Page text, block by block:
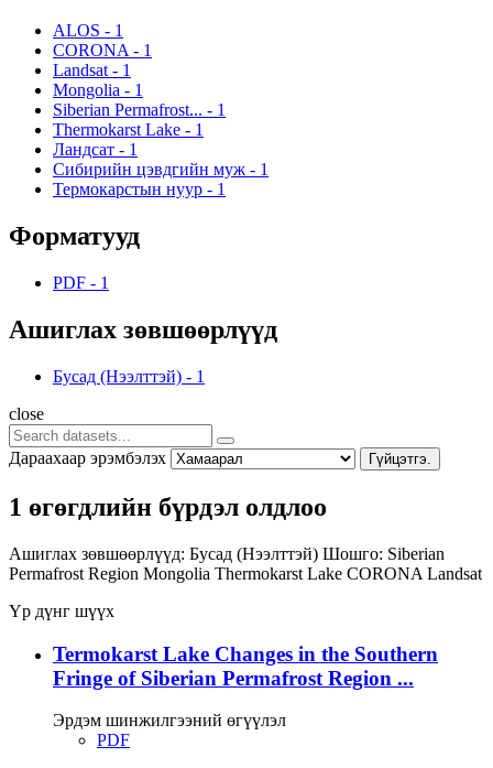
ALOS - 1
CORONA - 1
Landsat - 1
Mongolia - 1
Siberian Permafrost... - 1
Thermokarst Lake - 1
Ландсат - 1
Сибирийн цэвдгийн муж - 1
Термокарстын нуур - 1
Форматууд
PDF - 1
Ашиглах зөвшөөрлүүд
Бусад (Нээлттэй) - 1
close
Дараахаар эрэмбэлэх Гүйцэтгэ.
1 өгөгдлийн бүрдэл олдлоо
Ашиглах зөвшөөрлүүд: Бусад (Нээлттэй) Шошго: Siberian
Permafrost Region Mongolia Thermokarst Lake CORONA Landsat
Үр дүнг шүүх
Termokarst Lake Changes in the Southern
Fringe of Siberian Permafrost Region ...
Эрдэм шинжилгээний өгүүлэл
PDF